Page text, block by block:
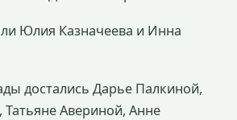
Юлия Казначеева и Инна
достались Дарье Палкиной,
Авериной, Анне